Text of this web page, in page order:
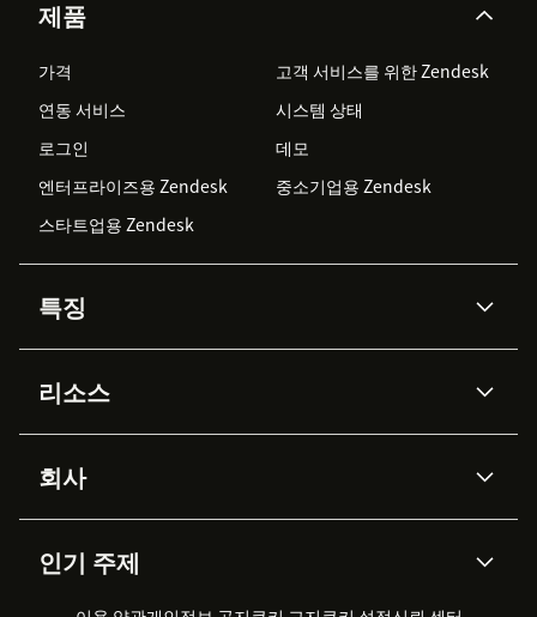
제품
가격
고객 서비스를 위한 Zendesk
연동 서비스
시스템 상태
로그인
데모
엔터프라이즈용 Zendesk
중소기업용 Zendesk
스타트업용 Zendesk
특징
Zendesk AI
Advanced Data Privacy &
Protection
지식창고
워크포스 관리
리소스
API & 개발자
AI 리서치
이벤트 & 웨비나
고객 사례
회사
채용 정보
지속 가능성 보고서
Zendesk Foundation
인기 주제